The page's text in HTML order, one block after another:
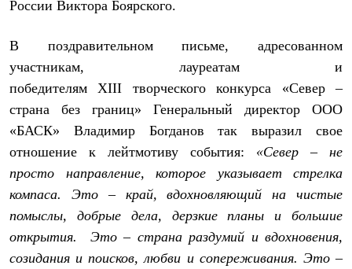
Куртки
Утепленная синтетикой
Куртки
Брюки
Штормовая одежда
Куртки
Софтшелл одежда
Брюки
Лёгкая одежда
Футболки
Толстовки
Термобелье
Теплое термобелье
России Виктора Боярского.
В поздравительном письме, адресованном
участникам, лауреатам и
победителям
XIII
творческого конкурса «Север –
страна без границ» Генеральный директор ООО
«БАСК» Владимир Богданов так выразил свое
отношение к лейтмотиву события:
«Север – не
просто направление, которое указывает стрелка
компаса. Это – край, вдохновляющий на чистые
помыслы, добрые дела, дерзкие планы и большие
открытия. Это – страна раздумий и вдохновения,
созидания и поисков, любви и сопереживания. Это –